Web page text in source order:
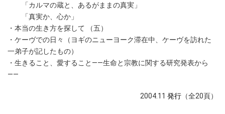
「カルマの蔵と、あるがままの真実」
「真実か、心か」
・本当の生き方を探して （五）
・ ケーヴでの日々
（ヨギのニューヨーク滞在中、ケーヴを訪れた
一弟子が記したもの）
・ 生きること、愛すること――生命と宗教に関する研究発表から
――
2004.11 発行 （全20頁）